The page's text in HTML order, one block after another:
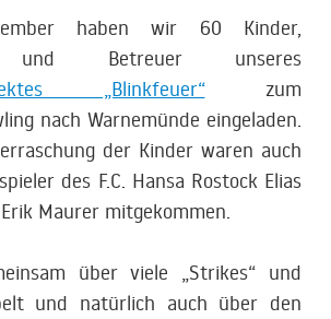
haben wir 60 Kinder,
und Betreuer unseres
„Blinkfeuer“zum
nach Warnemünde eingeladen.
der Kinder waren auch
des F.C. Hansa Rostock Elias
Maurer mitgekommen.
über viele „Strikes“ und
und natürlich auch über den